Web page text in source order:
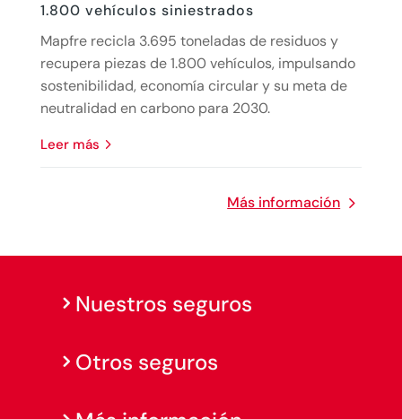
1.800 vehículos siniestrados
Mapfre recicla 3.695 toneladas de residuos y
recupera piezas de 1.800 vehículos, impulsando
sostenibilidad, economía circular y su meta de
neutralidad en carbono para 2030.
leer más
Más información
Nuestros seguros
Otros seguros